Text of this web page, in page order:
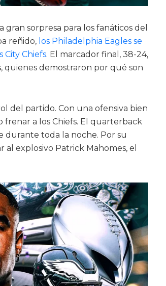
sorpresa para los fanáticos del
reñido, los Philadelphia Eagles se
City Chiefs. El marcador final, 38-24,
quienes demostraron por qué son
del partido. Con una ofensiva bien
frenar a los Chiefs. El quarterback
durante toda la noche. Por su
explosivo Patrick Mahomes, el